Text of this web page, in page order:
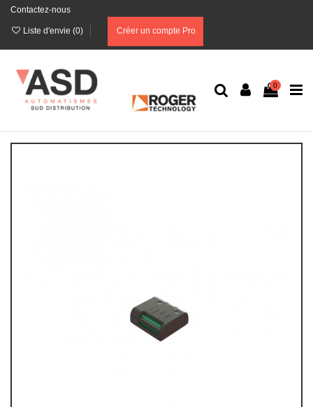
Contactez-nous
Liste d'envie (0) Créer un compte Pro
0